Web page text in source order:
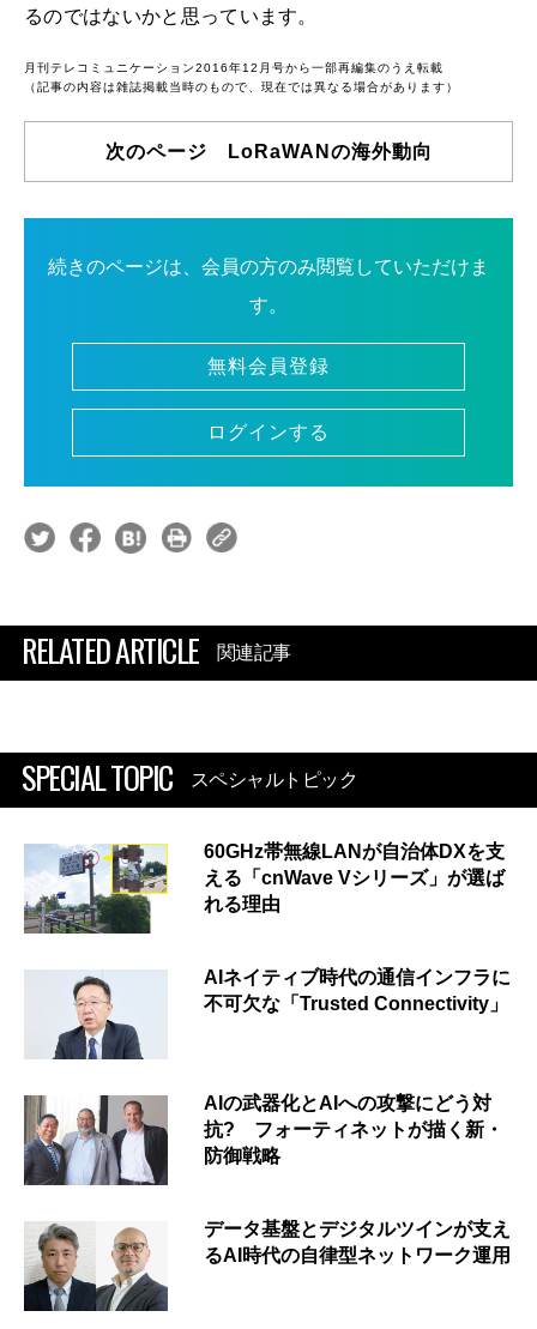
るのではないかと思っています。
月刊テレコミュニケーション2016年12月号から一部再編集のうえ転載
（記事の内容は雑誌掲載当時のもので、現在では異なる場合があります）
次のページ LoRaWANの海外動向
続きのページは、会員の方のみ閲覧していただけま
す。
無料会員登録
ログインする
RELATED ARTICLE 関連記事
SPECIAL TOPIC スペシャルトピック
60GHz帯無線LANが自治体DXを支
える「cnWave Vシリーズ」が選ば
れる理由
AIネイティブ時代の通信インフラに
不可欠な「Trusted Connectivity」
AIの武器化とAIへの攻撃にどう対
抗? フォーティネットが描く新・
防御戦略
データ基盤とデジタルツインが支え
るAI時代の自律型ネットワーク運用